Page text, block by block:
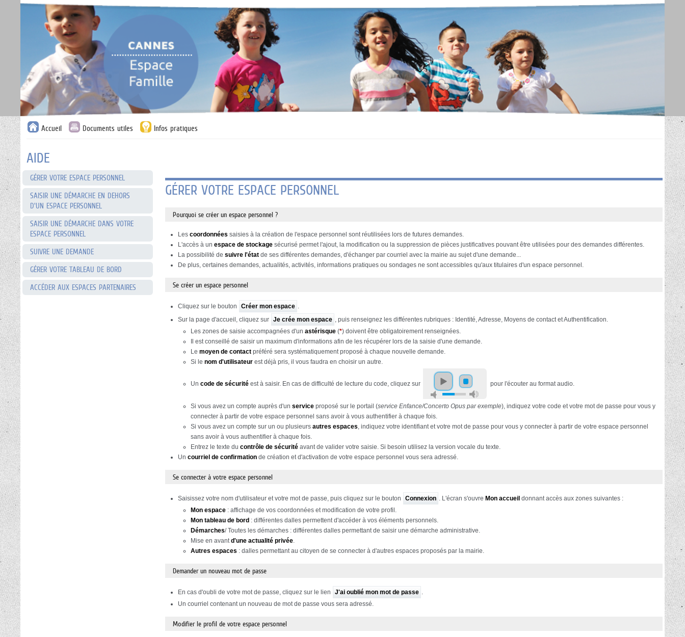
Liste
des
Accueil Documents utiles Infos pratiques
AIDE
GÉRER VOTRE ESPACE PERSONNEL
SAISIR UNE DÉMARCHE EN DEHORS
D'UN ESPACE PERSONNEL
SAISIR UNE DÉMARCHE DANS VOTRE
ESPACE PERSONNEL
SUIVRE UNE DEMANDE
GÉRER VOTRE TABLEAU DE BORD
ACCÉDER AUX ESPACES PARTENAIRES
GÉRER VOTRE ESPACE PERSONNEL
Pourquoi se créer un espace personnel ?
Les coordonnées saisies à la création de l'espace personnel sont réutilisées lors de futures demandes.
L'accès à un espace de stockage sécurisé permet l'ajout, la modification ou la suppression de pièces justificatives pouvant être utilisées pour des demandes différentes.
La possibilité de suivre l'état de ses différentes demandes, d'échanger par courriel avec la mairie au sujet d'une demande...
De plus, certaines demandes, actualités, activités, informations pratiques ou sondages ne sont accessibles qu'aux titulaires d'un espace personnel.
Se créer un espace personnel
Cliquez sur le bouton Créer mon espace .
Sur la page d'accueil, cliquez sur Je crée mon espace , puis renseignez les différentes rubriques : Identité, Adresse, Moyens de contact et Authentification.
Les zones de saisie accompagnées d'un astérisque (*) doivent être obligatoirement renseignées.
Il est conseillé de saisir un maximum d'informations afin de les récupérer lors de la saisie d'une demande.
Le moyen de contact préféré sera systématiquement proposé à chaque nouvelle demande.
Si le nom d'utilisateur est déjà pris, il vous faudra en choisir un autre.
Un code de sécurité est à saisir. En cas de difficulté de lecture du code, cliquez sur pour l'écouter au format audio.
Si vous avez un compte auprès d'un service proposé sur le portail (service Enfance/Concerto Opus par exemple), indiquez votre code et votre mot de passe pour vous y
connecter à partir de votre espace personnel sans avoir à vous authentifier à chaque fois.
Si vous avez un compte sur un ou plusieurs autres espaces, indiquez votre identifiant et votre mot de passe pour vous y connecter à partir de votre espace personnel
sans avoir à vous authentifier à chaque fois.
Entrez le texte du contrôle de sécurité avant de valider votre saisie. Si besoin utilisez la version vocale du texte.
Un courriel de confirmation de création et d'activation de votre espace personnel vous sera adressé.
Se connecter à votre espace personnel
Saisissez votre nom d'utilisateur et votre mot de passe, puis cliquez sur le bouton Connexion . L'écran s'ouvre Mon accueil donnant accès aux zones suivantes :
Mon espace : affichage de vos coordonnées et modification de votre profil.
Mon tableau de bord : différentes dalles permettent d'accéder à vos éléments personnels.
Démarches/ Toutes les démarches : différentes dalles permettant de saisir une démarche administrative.
Mise en avantd'une actualité privée.
Autres espaces : dalles permettant au citoyen de se connecter à d'autres espaces proposés par la mairie.
Demander un nouveau mot de passe
En cas d'oubli de votre mot de passe, cliquez sur le lien J'ai oublié mon mot de passe .
Un courriel contenant un nouveau de mot de passe vous sera adressé.
Modifier le profil de votre espace personnel